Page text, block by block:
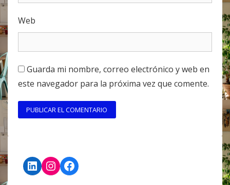
Web
Guarda mi nombre, correo electrónico y web en
este navegador para la próxima vez que comente.
LinkedIn
Instagram
Facebook